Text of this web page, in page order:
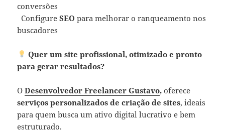
conversões
ConfigureSEO para melhorar o ranqueamento nos
buscadores
Quer um site profissional, otimizado e pronto
para gerar resultados?
ODesenvolvedor Freelancer Gustavo,oferece
serviços personalizados de criação de sites, ideais
para quem busca um ativo digital lucrativo e bem
estruturado.